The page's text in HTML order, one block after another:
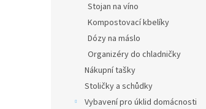
Stojan na víno
Kompostovací kbelíky
Dózy na máslo
Organizéry do chladničky
Nákupní tašky
Stoličky a schůdky
Vybavení pro úklid domácnosti